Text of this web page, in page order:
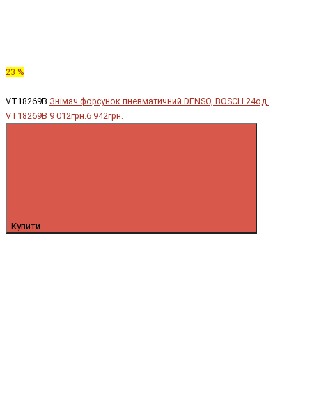
23 %
VT18269B Знімач форсунок пневматичний DENSO, BOSCH 24од.
VT18269B 9 012грн.6 942грн.
Купити